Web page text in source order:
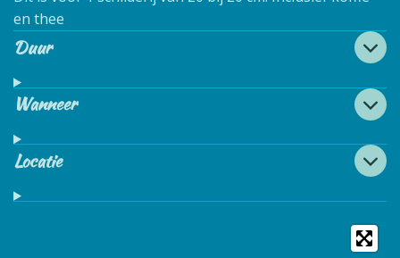
en thee
Duur
Wanneer
Locatie